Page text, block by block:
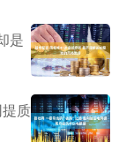
是
质